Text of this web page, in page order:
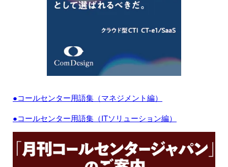
●コールセンター用語集（マネジメント編）
●コールセンター用語集（ITソリューション編）